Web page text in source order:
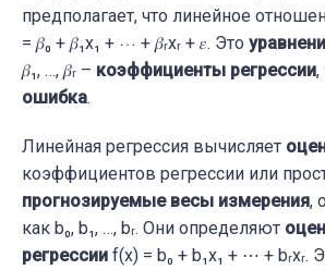
предполагает, что линейное
= 𝛽₀ + 𝛽₁x₁ + ⋯ + 𝛽ᵣxᵣ + 𝜀. Это
𝛽₁, …, 𝛽ᵣ – коэффициенты регрессии,
ошибка.
Линейная регрессия вычисляет
коэффициентов регрессии или
прогнозируемые весы измерения,
как b₀, b₁, …, bᵣ. Они определяют
регрессии f(x) = b₀ + b₁x₁ + ⋯ + bᵣxᵣ.